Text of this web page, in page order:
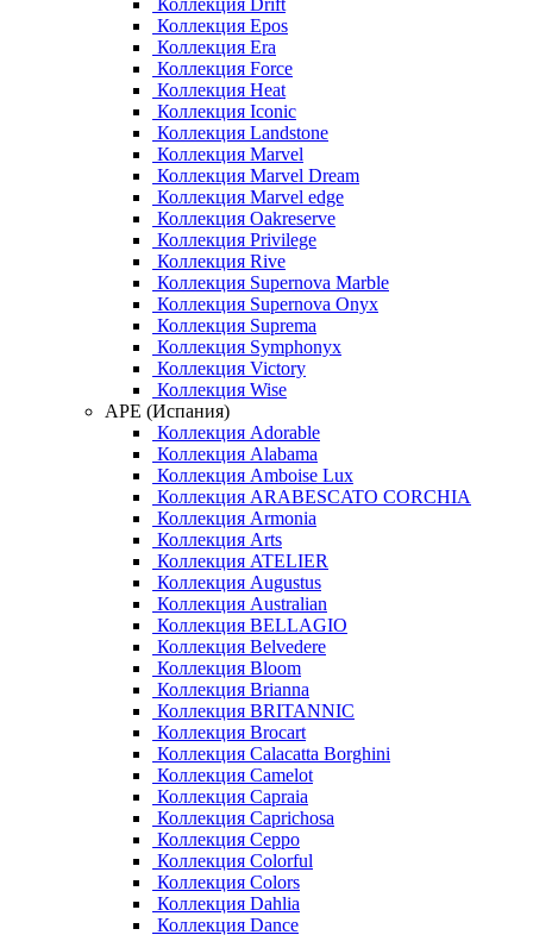
Коллекция Drift
Коллекция Epos
Коллекция Era
Коллекция Force
Коллекция Heat
Коллекция Iconic
Коллекция Landstone
Коллекция Marvel
Коллекция Marvel Dream
Коллекция Marvel edge
Коллекция Oakreserve
Коллекция Privilege
Коллекция Rive
Коллекция Supernova Marble
Коллекция Supernova Onyx
Коллекция Suprema
Коллекция Symphonyx
Коллекция Victory
Коллекция Wise
APE (Испания)
Коллекция Adorable
Коллекция Alabama
Коллекция Amboise Lux
Коллекция ARABESCATO CORCHIA
Коллекция Armonia
Коллекция Arts
Коллекция ATELIER
Коллекция Augustus
Коллекция Australian
Коллекция BELLAGIO
Коллекция Belvedere
Коллекция Bloom
Коллекция Brianna
Коллекция BRITANNIC
Коллекция Brocart
Коллекция Calacatta Borghini
Коллекция Camelot
Коллекция Capraia
Коллекция Caprichosa
Коллекция Ceppo
Коллекция Colorful
Коллекция Colors
Коллекция Dahlia
Коллекция Dance